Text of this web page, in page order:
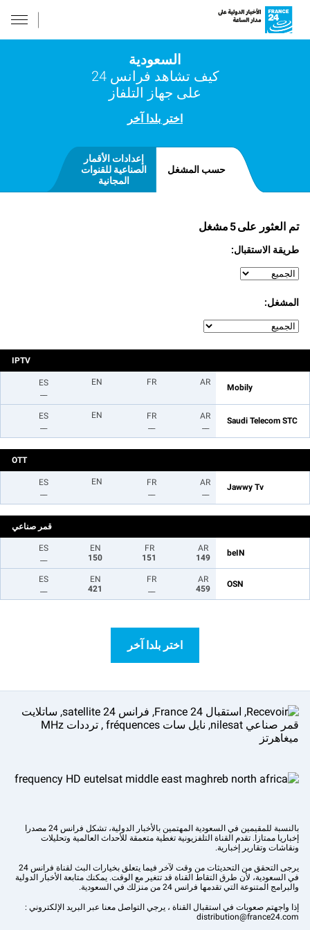
السعودية
كيف تشاهد فرانس 24
على جهاز التلفاز
اختر بلدا آخر
حسب المشغل
إعدادات الأقمار
الصناعية للقنوات
المجانية
مشغل 5تم العثور على
طريقة الاستقبال:
المشغل:
IPTV
Mobily
AR
FR
EN
ES
Saudi Telecom STC
AR
FR
EN
ES
OTT
Jawwy Tv
AR
FR
EN
ES
قمر صناعي
beIN
AR
149
FR
151
EN
150
ES
OSN
AR
459
FR
EN
421
ES
اختر بلدا آخر
بالنسبة للمقيمين في السعودية المهتمين بالأخبار الدولية، تشكل فرانس 24 مصدرا
إخباريا ممتازا. تقدم القناة التلفزيونية تغطية متعمقة للأحداث العالمية وتحليلات
ونقاشات وتقارير إخبارية.
يرجى التحقق من التحديثات من وقت لآخر فيما يتعلق بخيارات البث لقناة فرانس 24
في السعودية، لأن طرق التقاط القناة قد تتغير مع الوقت. يمكنك متابعة الأخبار الدولية
والبرامج المتنوعة التي تقدمها فرانس 24 من منزلك في السعودية.
إذا واجهتم صعوبات في استقبال القناة ، يرجي التواصل معنا عبر البريد الإلكتروني :
distribution@france24.com